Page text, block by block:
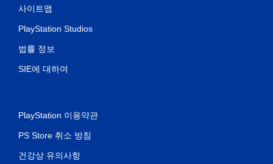
사이트맵
PlayStation Studios
법률 정보
SIE에 대하여
PlayStation 이용약관
PS Store 취소 방침
건강상 유의사항